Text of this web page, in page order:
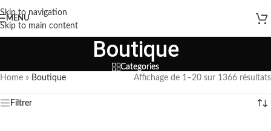
Skip to navigation
Skip to main content
MENU
Boutique
Categories
Home » Boutique Affichage de 1–20 sur 1366 résultats
Filtrer